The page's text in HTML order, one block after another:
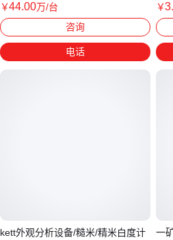
￥44.00万/台
咨询
电话
kett外观分析设备/糙米/精米白度计
￥3
河
一